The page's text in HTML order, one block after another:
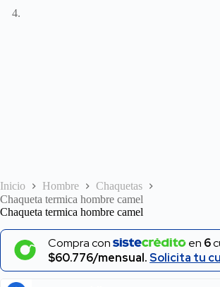
Inicio Hombre
Chaquetas
Chaqueta termica hombre camel
Chaqueta termica hombre camel
Compra con en 6
$60.776/mensual.Solicita tu